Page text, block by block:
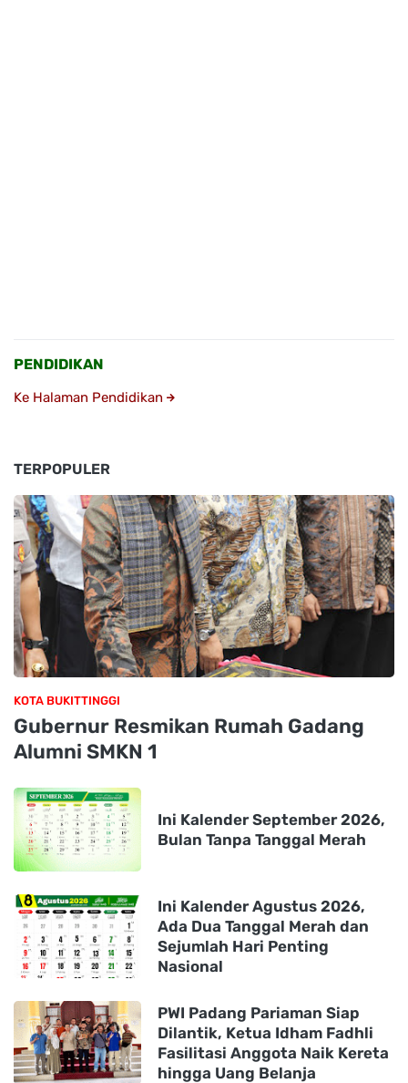
PENDIDIKAN
Ke Halaman Pendidikan
TERPOPULER
KOTA BUKITTINGGI
Gubernur Resmikan Rumah Gadang
Alumni SMKN 1
Ini Kalender September 2026,
Bulan Tanpa Tanggal Merah
Ini Kalender Agustus 2026,
Ada Dua Tanggal Merah dan
Sejumlah Hari Penting
Nasional
PWI Padang Pariaman Siap
Dilantik, Ketua Idham Fadhli
Fasilitasi Anggota Naik Kereta
hingga Uang Belanja